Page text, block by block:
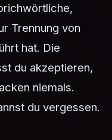
Trennung von
hat. Die
du akzeptieren,
niemals.
du vergessen.